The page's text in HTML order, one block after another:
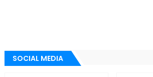
SOCIAL MEDIA